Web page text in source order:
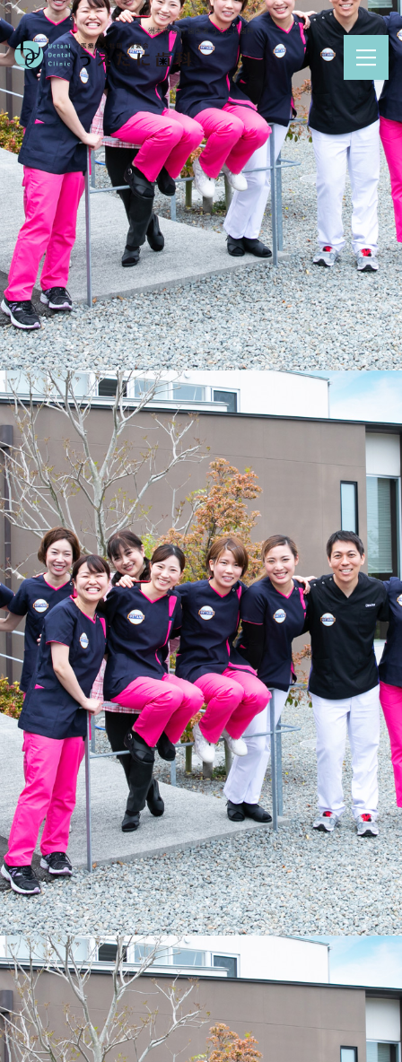
洲本市 歯科 歯医者 うえたに歯科